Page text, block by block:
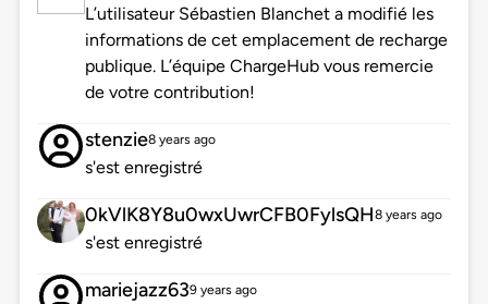
L’utilisateur Sébastien Blanchet a modifié les
informations de cet emplacement de recharge
publique. L’équipe ChargeHub vous remercie
de votre contribution!
stenzie8 years ago
s'est enregistré
0kVlK8Y8u0wxUwrCFB0FylsQH8 years ago
s'est enregistré
mariejazz639 years ago